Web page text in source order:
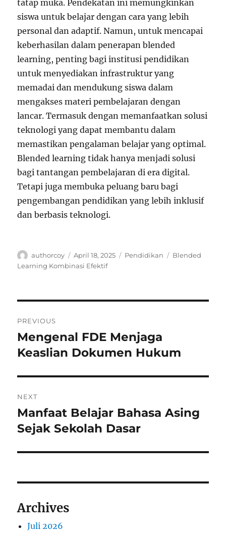
tatap muka. Pendekatan ini memungkinkan
siswa untuk belajar dengan cara yang lebih
personal dan adaptif. Namun, untuk mencapai
keberhasilan dalam penerapan blended
learning, penting bagi institusi pendidikan
untuk menyediakan infrastruktur yang
memadai dan mendukung siswa dalam
mengakses materi pembelajaran dengan
lancar. Termasuk dengan memanfaatkan solusi
teknologi yang dapat membantu dalam
memastikan pengalaman belajar yang optimal.
Blended learning tidak hanya menjadi solusi
bagi tantangan pembelajaran di era digital.
Tetapi juga membuka peluang baru bagi
pengembangan pendidikan yang lebih inklusif
dan berbasis teknologi.
Author
authorcoy
Posted
on
April 18, 2025 Categories
Pendidikan Tags
Blended
Learning Kombinasi Efektif
pos
PREVIOUS
Previous
post:
Mengenal FDE Menjaga
Keaslian Dokumen Hukum
NEXT
Next
post:
Manfaat Belajar Bahasa Asing
Sejak Sekolah Dasar
Archives
Juli 2026